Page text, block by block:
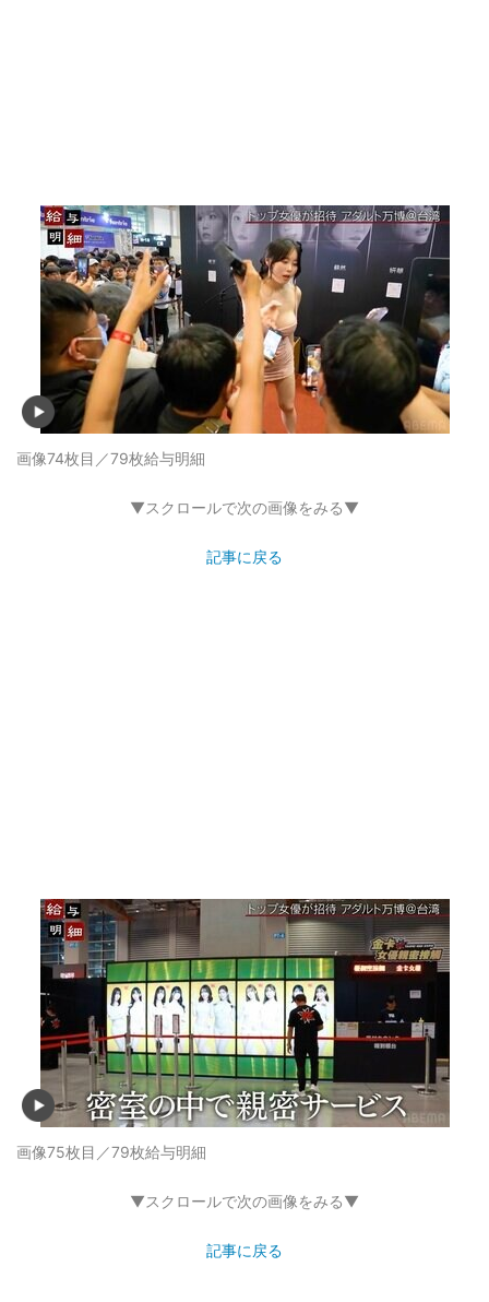
画像74枚目／79枚給与明細
▼スクロールで次の画像をみる▼
記事に戻る
画像75枚目／79枚給与明細
▼スクロールで次の画像をみる▼
記事に戻る